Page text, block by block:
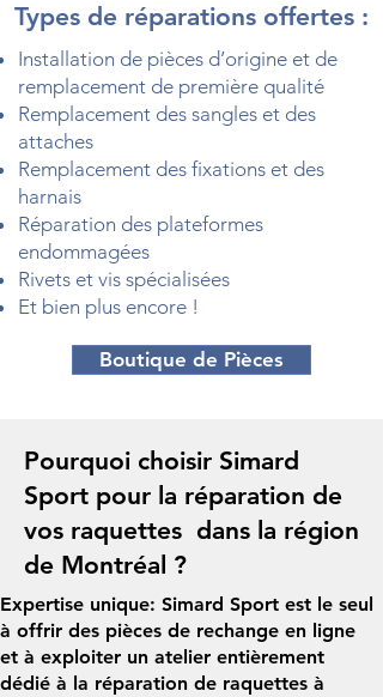
Types de réparations offertes :
Installation de pièces d’origine et de
remplacement de première qualité
Remplacement des sangles et des
attaches
Remplacement des fixations et des
harnais
Réparation des plateformes
endommagées
Rivets et vis spécialisées
Et bien plus encore !
Boutique de Pièces
Pourquoi choisir Simard
Sport pour la réparation de
vos raquettes dans la région
de Montréal ?
Expertise unique: Simard Sport est le seul
à offrir des pièces de rechange en ligne
et à exploiter un atelier entièrement
dédié à la réparation de raquettes à